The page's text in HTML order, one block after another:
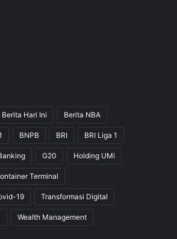
Berita Hari Ini Berita NBA
BNPB BRI BRI Liga 1
G20 Holding UMi
Terminal
19 Transformasi Digital
Wealth Management